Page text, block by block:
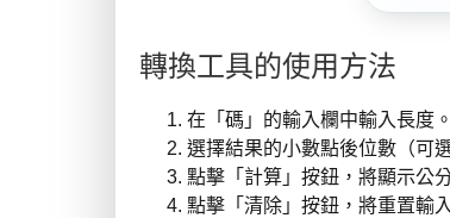
轉換工具的使用方法
在「碼」的輸入欄中輸入長度。
選擇結果的小數點後位數（可
點擊「計算」按鈕，將顯示公
點擊「清除」按鈕，將重置輸